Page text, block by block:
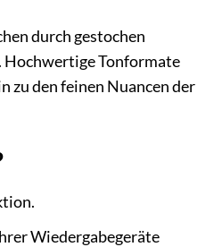
durch gestochen
Hochwertige Tonformate
zu den feinen Nuancen der
Wiedergabegeräte